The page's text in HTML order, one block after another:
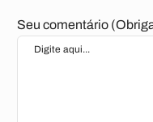
Seu comentário